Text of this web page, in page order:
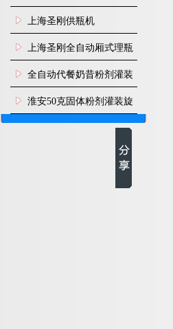
瓶机
上海圣刚供瓶机
上海圣刚全自动厢式理瓶
机
全自动代餐奶昔粉剂灌装
生产线
淮安50克固体粉剂灌装旋
盖机